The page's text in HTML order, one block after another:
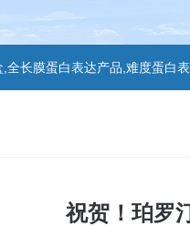
全长膜蛋白表达产品,难度蛋白
祝贺！珀罗